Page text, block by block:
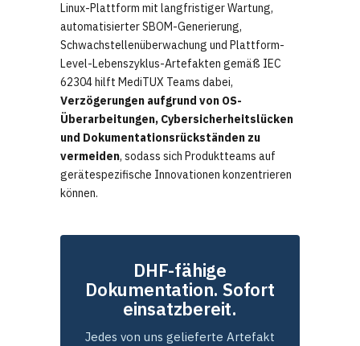
Linux-Plattform mit langfristiger Wartung,
automatisierter SBOM-Generierung,
Schwachstellenüberwachung und Plattform-
Level-Lebenszyklus-Artefakten gemäß IEC
62304 hilft MediTUX Teams dabei,
Verzögerungen aufgrund von OS-
Überarbeitungen, Cybersicherheitslücken
und Dokumentationsrückständen zu
vermeiden, sodass sich Produktteams auf
gerätespezifische Innovationen konzentrieren
können.
DHF-fähige
Dokumentation. Sofort
einsatzbereit.
Jedes von uns gelieferte Artefakt